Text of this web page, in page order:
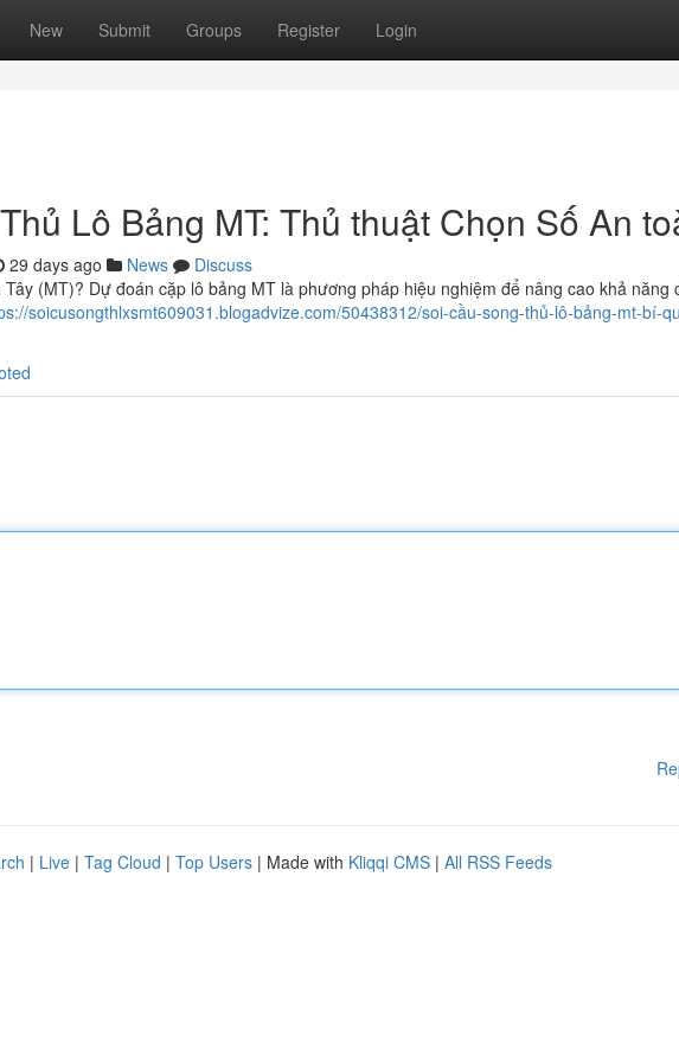
New Submit Groups Register Login
Lô Bảng MT: Thủ thuật Chọn Số An
29 days ago News
Discuss
(MT)? Dự đoán cặp lô bảng MT là phương pháp hiệu nghiệm để nâng cao khả năng
soicusongthlxsmt609031.blogadvize.com/50438312/soi-cầu-song-thủ-lô-bảng-mt-bí-
| Live | Tag Cloud | Top Users | Made with Kliqqi CMS | All RSS Feeds